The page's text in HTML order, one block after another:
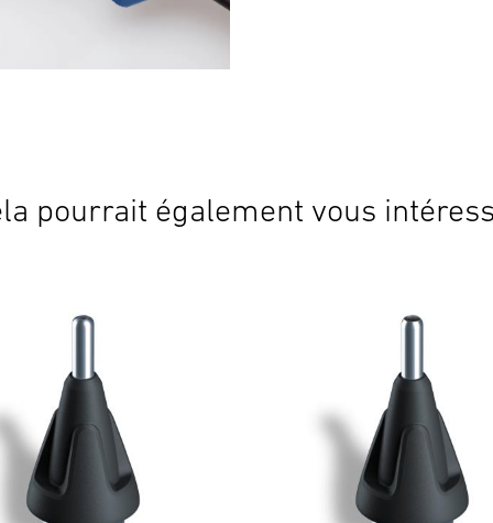
pourrait également vous